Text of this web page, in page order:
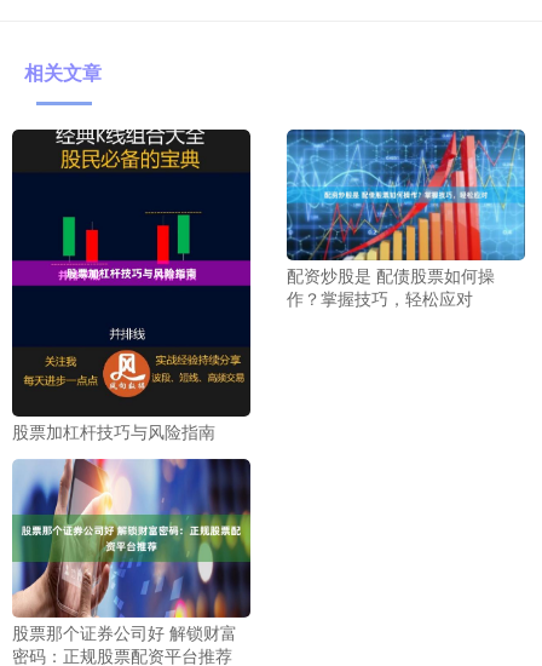
相关文章
股票加杠杆技巧与风险指南
配资炒股是 配债股票如何操
作？掌握技巧，轻松应对
股票那个证券公司好 解锁财富
密码：正规股票配资平台推荐